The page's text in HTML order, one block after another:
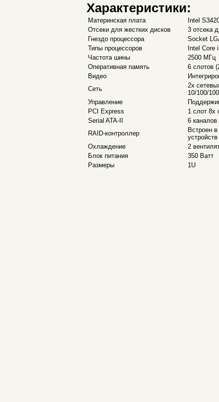
Характеристики:
Материнская плата
Intel
Отсеки для жестких дисков
3 отсека
Гнездо процессора
Socket
Типы процессоров
Intel Core
Частота шины
2500 МГц
Оперативная память
6 слотов
Видео
Сеть
2х
10/100/
Управление
PCI Express
1 слот 8х
Serial ATA-II
6
RAID-контроллер
Встроен
устройств
Охлаждение
2
Блок питания
350 Ватт
Размеры
1U